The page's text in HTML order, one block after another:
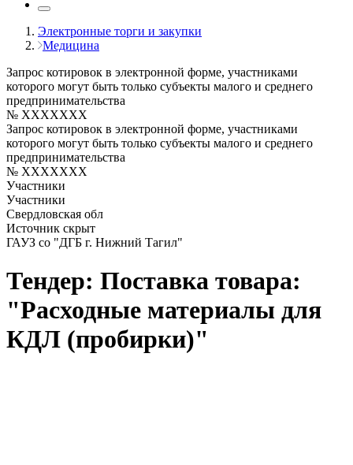
Электронные торги и закупки
Медицина
Запрос котировок в электронной форме, участниками
которого могут быть только субъекты малого и среднего
предпринимательства
№ XXXXXXX
Запрос котировок в электронной форме, участниками
которого могут быть только субъекты малого и среднего
предпринимательства
№ XXXXXXX
Участники
Участники
Свердловская обл
Источник скрыт
ГАУЗ со "ДГБ г. Нижний Тагил"
Тендер: Поставка товара:
"Расходные материалы для
КДЛ (пробирки)"